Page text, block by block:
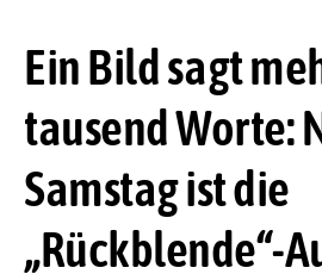
Ein Bild sagt
tausend Worte:
Samstag ist die
„Rückblende“-